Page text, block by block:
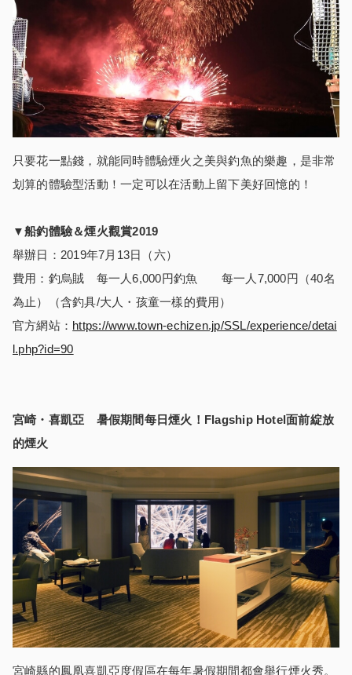
只要花一點錢，就能同時體驗煙火之美與釣魚的樂趣，是非常
划算的體驗型活動！一定可以在活動上留下美好回憶的！
▼船釣體驗＆煙火觀賞2019
舉辦日：2019年7月13日（六）
費用：釣烏賊 每一人6,000円釣魚 每一人7,000円（40名
為止）（含釣具/大人・孩童一樣的費用）
官方網站： https://www.town-echizen.jp/SSL/experience/detai
l.php?id=90
宮崎・喜凱亞 暑假期間每日煙火！ Flagship Hotel面前綻放
的煙火
宮崎縣的鳳凰喜凱亞度假區在每年暑假期間都會舉行煙火秀。